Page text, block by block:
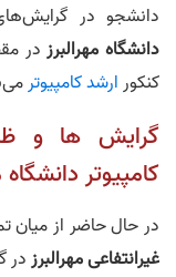
دانشجو در
دانشگاه مهرالبرزدر
کنکورارشد کامپیوتر
گرایش ها و
کامپیوتر دانشگاه
در حال حاضر از میان
غیرانتفاعی مهرالبرزدر